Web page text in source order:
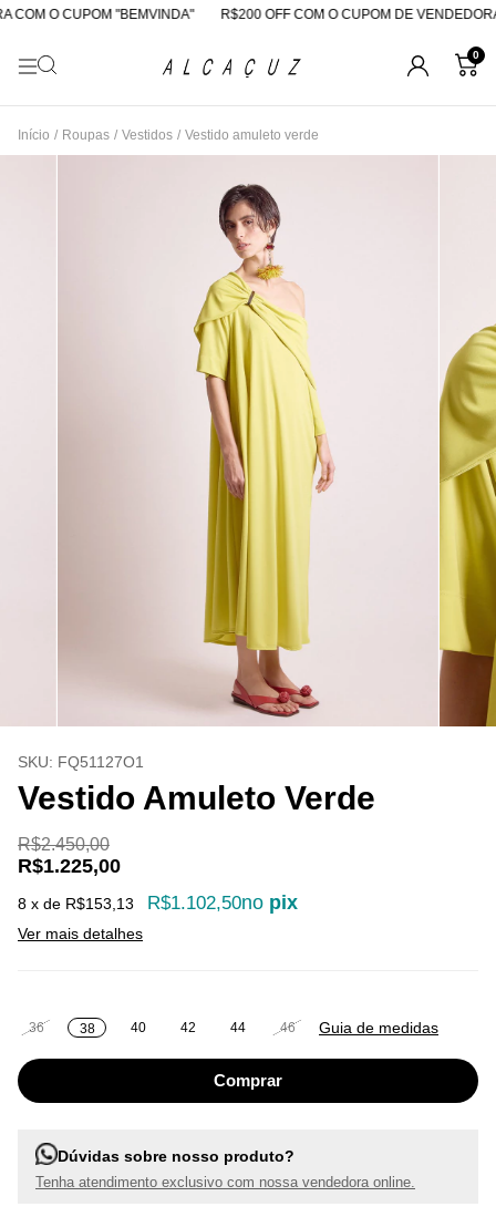
O CUPOM "BEMVINDA" R$200 OFF COM O CUPOM DE VENDEDORA
0
Início / Roupas / Vestidos / Vestido amuleto verde
SKU: FQ51127O1
Vestido Amuleto Verde
R$2.450,00
R$1.225,00
8 x de R$153,13 R$1.102,50no pix
Ver mais detalhes
36 38 40 42 44 46 Guia de medidas
Dúvidas sobre nosso produto?
Tenha atendimento exclusivo com nossa vendedora online.